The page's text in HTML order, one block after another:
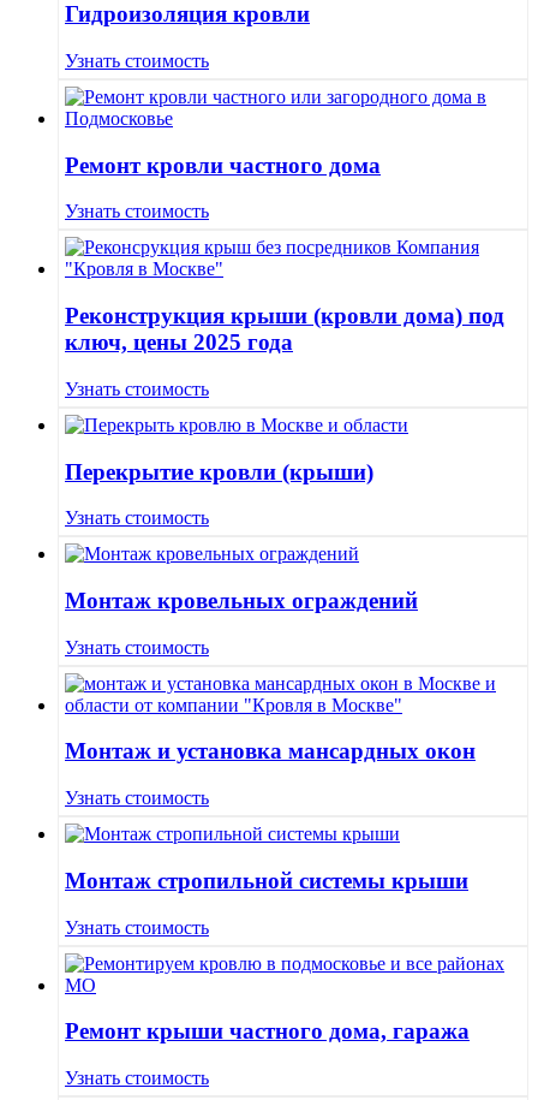
Гидроизоляция кровли
Узнать стоимость
Ремонт кровли частного дома
Узнать стоимость
Реконструкция крыши (кровли дома) под
ключ, цены 2025 года
Узнать стоимость
Перекрытие кровли (крыши)
Узнать стоимость
Монтаж кровельных ограждений
Узнать стоимость
Монтаж и установка мансардных окон
Узнать стоимость
Монтаж стропильной системы крыши
Узнать стоимость
Ремонт крыши частного дома, гаража
Узнать стоимость